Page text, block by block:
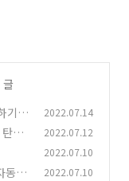
글
기
2022.07.14
력
2022.07.12
2022.07.10
동차,
2022.07.10